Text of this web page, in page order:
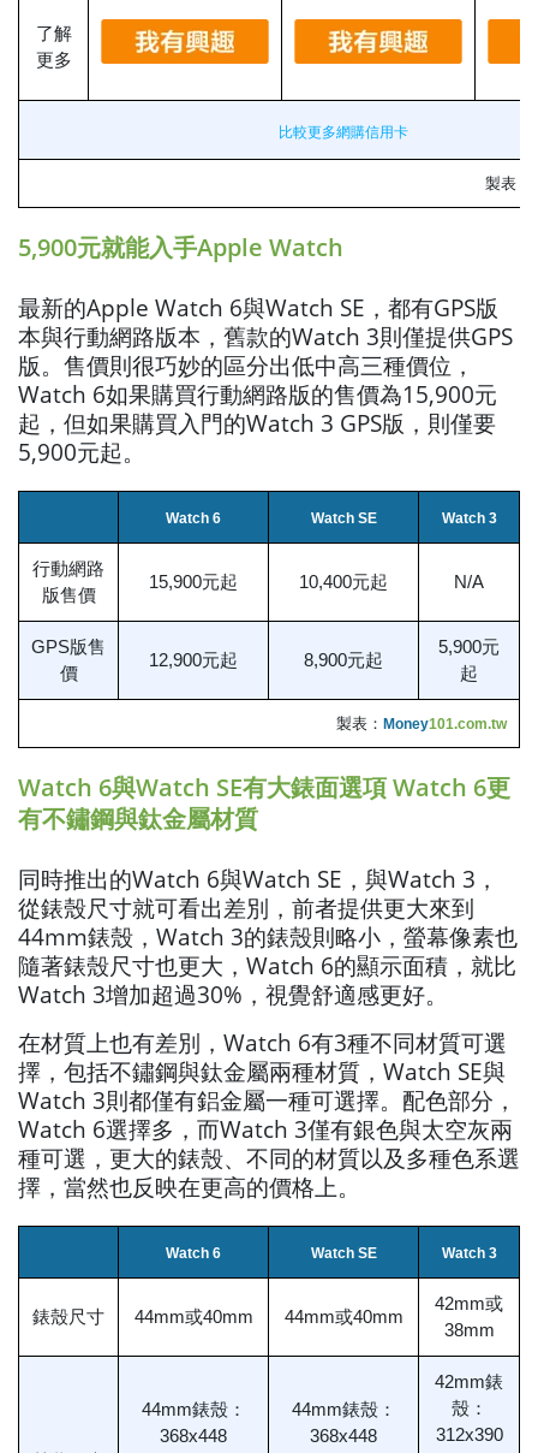
了解
更多
比較更多網購信用卡
製表：
5,900元就能入手Apple Watch
最新的Apple Watch 6與Watch SE，都有GPS版
本與行動網路版本，舊款的Watch 3則僅提供GPS
版。售價則很巧妙的區分出低中高三種價位，
Watch 6如果購買行動網路版的售價為15,900元
起，但如果購買入門的Watch 3 GPS版，則僅要
5,900元起。
Watch 6 Watch SE Watch 3
行動網路
版售價
15,900元起 10,400元起 N/A
GPS版售
價
12,900元起 8,900元起
5,900元
起
製表： Money101.com.tw
Watch 6與Watch SE有大錶面選項 Watch 6更
有不鏽鋼與鈦金屬材質
同時推出的Watch 6與Watch SE，與Watch 3，
從錶殼尺寸就可看出差別，前者提供更大來到
44mm錶殼，Watch 3的錶殼則略小，螢幕像素也
隨著錶殼尺寸也更大，Watch 6的顯示面積，就比
Watch 3增加超過30%，視覺舒適感更好。
在材質上也有差別，Watch 6有3種不同材質可選
擇，包括不鏽鋼與鈦金屬兩種材質，Watch SE與
Watch 3則都僅有鋁金屬一種可選擇。配色部分，
Watch 6選擇多，而Watch 3僅有銀色與太空灰兩
種可選，更大的錶殼、不同的材質以及多種色系選
擇，當然也反映在更高的價格上。
Watch 6 Watch SE Watch 3
錶殼尺寸 44mm或40mm 44mm或40mm
42mm或
38mm
44mm錶殼：
368x448
44mm錶殼：
368x448
42mm錶
殼：
312x390